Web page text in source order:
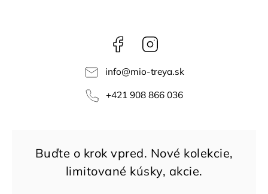
Facebook
info@mio-treya.sk
+421 908 866 036